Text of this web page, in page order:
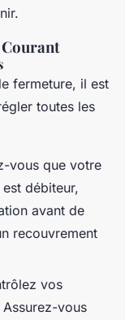
fermeture, il est
toutes les
vous que votre
débiteur,
avant de
recouvrement
vos
vous